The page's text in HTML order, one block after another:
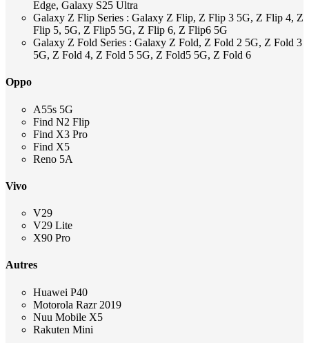
Edge, Galaxy S25 Ultra
Galaxy Z Flip Series : Galaxy Z Flip, Z Flip 3 5G, Z Flip 4, Z
Flip 5, 5G, Z Flip5 5G, Z Flip 6, Z Flip6 5G
Galaxy Z Fold Series : Galaxy Z Fold, Z Fold 2 5G, Z Fold 3
5G, Z Fold 4, Z Fold 5 5G, Z Fold5 5G, Z Fold 6
Oppo
A55s 5G
Find N2 Flip
Find X3 Pro
Find X5
Reno 5A
Vivo
V29
V29 Lite
X90 Pro
Autres
Huawei P40
Motorola Razr 2019
Nuu Mobile X5
Rakuten Mini